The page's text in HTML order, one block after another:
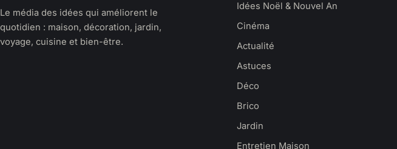
Le média des idées qui améliorent le
quotidien : maison, décoration, jardin,
voyage, cuisine et bien-être.
Idées Noël & Nouvel An
Cinéma
Actualité
Astuces
Déco
Brico
Jardin
Entretien Maison